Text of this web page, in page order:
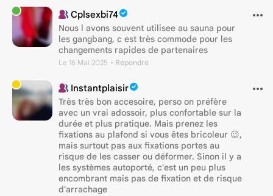
Cplsexbi74
Nous l avons souvent utilisee au sauna pour
les gangbang, c est très commode pour les
changements rapides de partenaires
Le 16 Mai 2025 • Répondre
Instantplaisir
Très très bon accesoire, perso on préfère
avec un vrai adossoir, plus confortable sur la
durée et plus pratique. Mais prenez les
fixations au plafond si vous êtes bricoleur 😉,
mais surtout pas aux fixations portes au
risque de les casser ou déformer. Sinon il y a
les systèmes autoporté, c'est un peu plus
encombrant mais pas de fixation et de risque
d'arrachage